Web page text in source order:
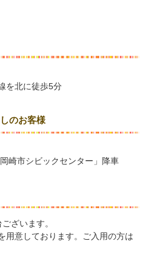
を北に徒歩5分
のお客様
崎市シビックセンター」降車
ざいます。
用意しております。ご入用の方は